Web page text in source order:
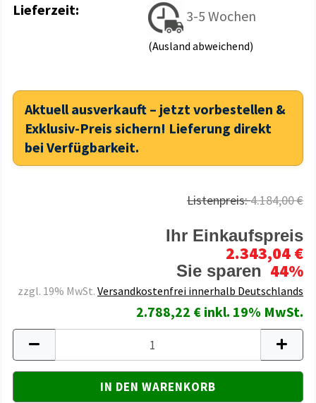
Lieferzeit: 3-5 Wochen
(Ausland abweichend)
Aktuell ausverkauft – jetzt vorbestellen &
Exklusiv-Preis sichern! Lieferung direkt
bei Verfügbarkeit.
Listenpreis:4.184,00 €
Ihr Einkaufspreis
2.343,04 €
Sie sparen 44%
zzgl. 19% MwSt. Versandkostenfrei innerhalb Deutschlands
2.788,22 € inkl. 19% MwSt.